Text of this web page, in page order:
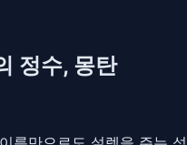
정수, 몽탄